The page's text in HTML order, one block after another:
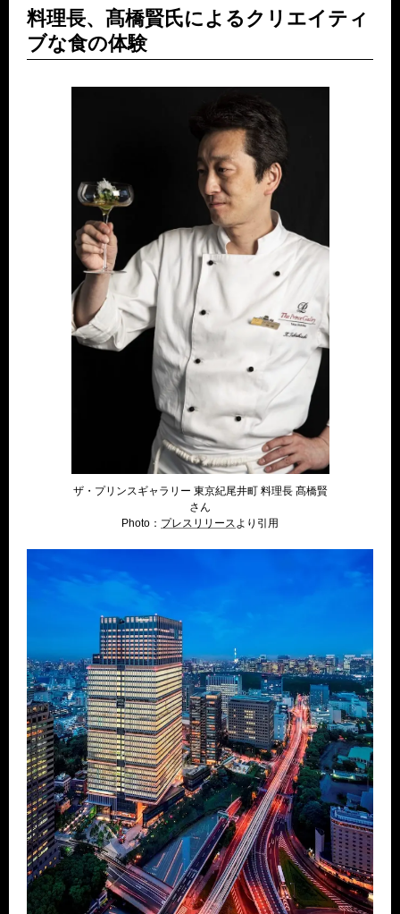
料理長、髙橋賢氏によるクリエイティ
ブな食の体験
ザ・プリンスギャラリー 東京紀尾井町 料理長 髙橋賢
さん
Photo： プレスリリースより引用